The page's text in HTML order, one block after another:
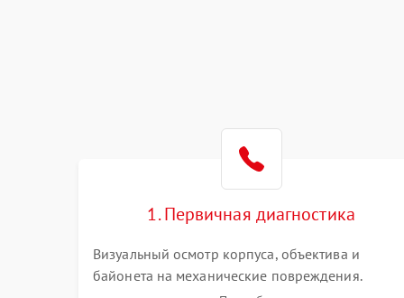
Коммуникации и интерфейсы
1. Первичная диагностика
Визуальный осмотр корпуса, объектива и
байонета на механические повреждения.